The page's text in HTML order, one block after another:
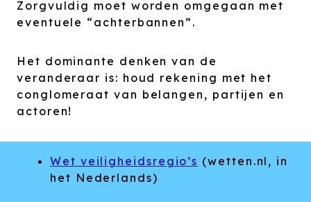
Zorgvuldig moet worden omgegaan met
eventuele “achterbannen”.
Het dominante denken van de
veranderaar is: houd rekening met het
conglomeraat van belangen, partijen en
actoren!
Wet veiligheidsregio’s (wetten.nl, in
het Nederlands)